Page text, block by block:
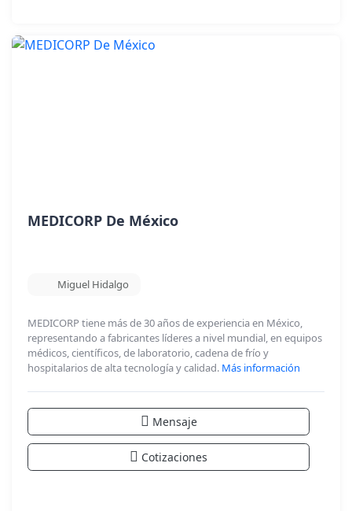
MEDICORP De México
Miguel Hidalgo
MEDICORP tiene más de 30 años de experiencia en México,
representando a fabricantes líderes a nivel mundial, en equipos
médicos, científicos, de laboratorio, cadena de frío y
hospitalarios de alta tecnología y calidad. Más información
Mensaje
Cotizaciones